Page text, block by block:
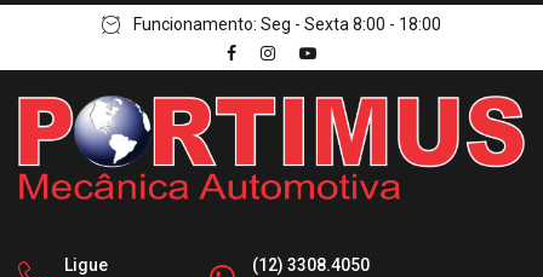
Funcionamento: Seg - Sexta 8:00 - 18:00
Ligue
(12) 3308.4050